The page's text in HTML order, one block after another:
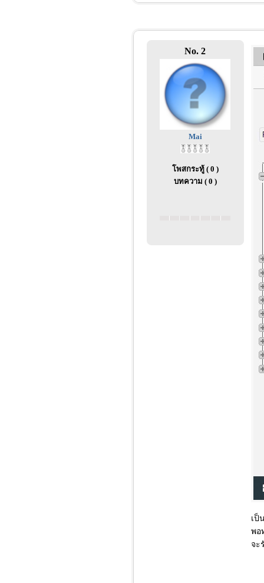
No. 2
Mai
โพสกระทู้ ( 0 )
บทความ ( 0 )
เป็
พอ
จะ